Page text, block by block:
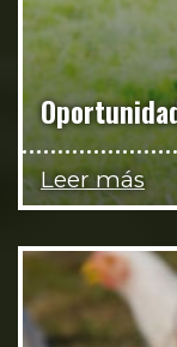
Leer más